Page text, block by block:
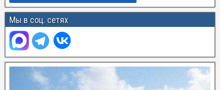
Мы в соц. сетях